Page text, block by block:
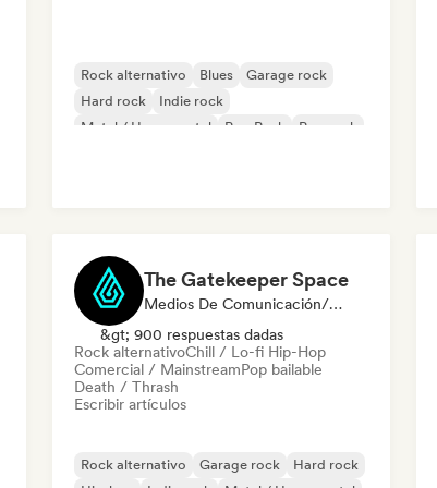
Rock alternativo Blues
Garage rock
Hard rock
Indie rock
Metal / Heavy metal
Pop Punk Pop rock
The Gatekeeper Space
Medios De Comunicación/Periodista
&gt; 900 respuestas dadas
Rock alternativoChill / Lo-fi Hip-Hop
Comercial / MainstreamPop bailable
Death / Thrash
Escribir artículos
Rock alternativo Garage rock
Hard rock